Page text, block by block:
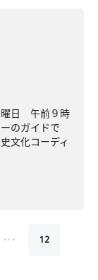
日 午前９時
のガイドで
文化コーディ
… 12